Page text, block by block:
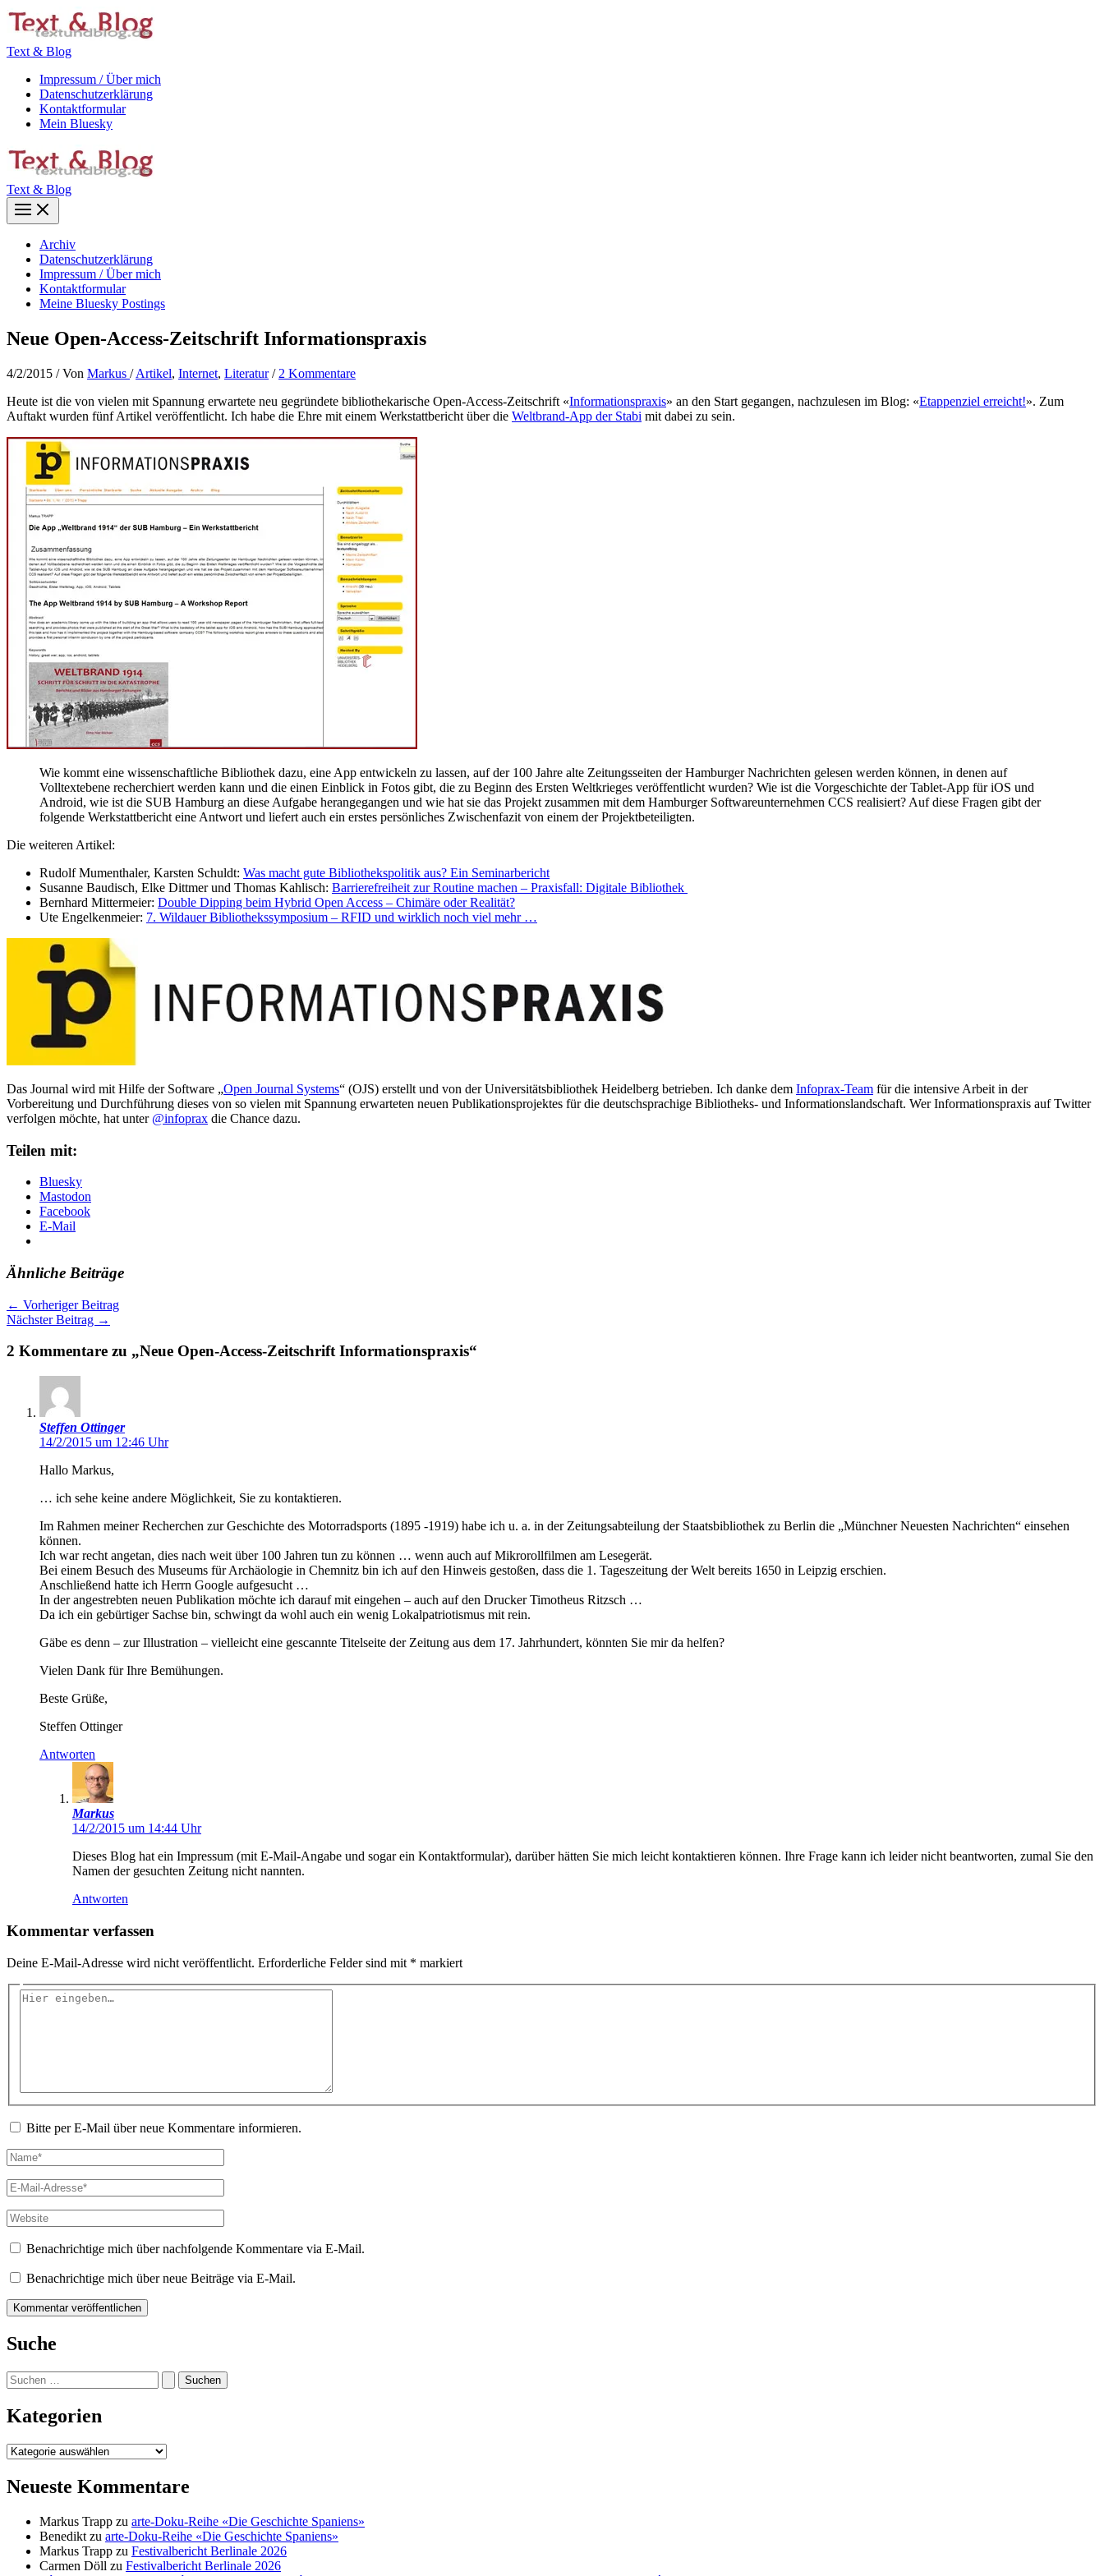
Zum
Inhalt
Text & Blog
Impressum / Über mich
Datenschutzerklärung
Kontaktformular
Mein Bluesky
Text & Blog
Main
Menu
Archiv
Datenschutzerklärung
Impressum / Über mich
Kontaktformular
Meine Bluesky Postings
Neue Open-Access-Zeitschrift Informationspraxis
4/2/2015 / Von Markus /Artikel, Internet, Literatur/ 2 Kommentare
Heute ist die von vielen mit Spannung erwartete neu gegründete bibliothekarische Open-Access-Zeitschrift «Informationspraxis» an den Start gegangen, nachzulesen im Blog: «Etappenziel erreicht!». Zum
Auftakt wurden fünf Artikel veröffentlicht. Ich habe die Ehre mit einem Werkstattbericht über die Weltbrand-App der Stabi mit dabei zu sein.
Wie kommt eine wissenschaftliche Bibliothek dazu, eine App entwickeln zu lassen, auf der 100 Jahre alte Zeitungsseiten der Hamburger Nachrichten gelesen werden können, in denen auf
Volltextebene recherchiert werden kann und die einen Einblick in Fotos gibt, die zu Beginn des Ersten Weltkrieges veröffentlicht wurden? Wie ist die Vorgeschichte der Tablet-App für iOS und
Android, wie ist die SUB Hamburg an diese Aufgabe herangegangen und wie hat sie das Projekt zusammen mit dem Hamburger Softwareunternehmen CCS realisiert? Auf diese Fragen gibt der
folgende Werkstattbericht eine Antwort und liefert auch ein erstes persönliches Zwischenfazit von einem der Projektbeteiligten.
Die weiteren Artikel:
Rudolf Mumenthaler, Karsten Schuldt: Was macht gute Bibliothekspolitik aus? Ein Seminarbericht
Susanne Baudisch, Elke Dittmer und Thomas Kahlisch: Barrierefreiheit zur Routine machen – Praxisfall: Digitale Bibliothek
Bernhard Mittermeier: Double Dipping beim Hybrid Open Access – Chimäre oder Realität?
Ute Engelkenmeier: 7. Wildauer Bibliothekssymposium – RFID und wirklich noch viel mehr …
Das Journal wird mit Hilfe der Software „Open Journal Systems“ (OJS) erstellt und von der Universitätsbibliothek Heidelberg betrieben. Ich danke dem Infoprax-Team für die intensive Arbeit in der
Vorbereitung und Durchführung dieses von so vielen mit Spannung erwarteten neuen Publikationsprojektes für die deutschsprachige Bibliotheks- und Informationslandschaft. Wer Informationspraxis auf Twitter
verfolgen möchte, hat unter @infoprax die Chance dazu.
Teilen mit:
Bluesky
Mastodon
Facebook
E-Mail
Ähnliche Beiträge
← Vorheriger Beitrag
Nächster Beitrag →
2 Kommentare zu „Neue Open-Access-Zeitschrift Informationspraxis“
Steffen Ottinger
14/2/2015 um 12:46 Uhr
Hallo Markus,
… ich sehe keine andere Möglichkeit, Sie zu kontaktieren.
Im Rahmen meiner Recherchen zur Geschichte des Motorradsports (1895 -1919) habe ich u. a. in der Zeitungsabteilung der Staatsbibliothek zu Berlin die „Münchner Neuesten Nachrichten“ einsehen
können.
Ich war recht angetan, dies nach weit über 100 Jahren tun zu können … wenn auch auf Mikrorollfilmen am Lesegerät.
Bei einem Besuch des Museums für Archäologie in Chemnitz bin ich auf den Hinweis gestoßen, dass die 1. Tageszeitung der Welt bereits 1650 in Leipzig erschien.
Anschließend hatte ich Herrn Google aufgesucht …
In der angestrebten neuen Publikation möchte ich darauf mit eingehen – auch auf den Drucker Timotheus Ritzsch …
Da ich ein gebürtiger Sachse bin, schwingt da wohl auch ein wenig Lokalpatriotismus mit rein.
Gäbe es denn – zur Illustration – vielleicht eine gescannte Titelseite der Zeitung aus dem 17. Jahrhundert, könnten Sie mir da helfen?
Vielen Dank für Ihre Bemühungen.
Beste Grüße,
Steffen Ottinger
Antworten
Markus
14/2/2015 um 14:44 Uhr
Dieses Blog hat ein Impressum (mit E-Mail-Angabe und sogar ein Kontaktformular), darüber hätten Sie mich leicht kontaktieren können. Ihre Frage kann ich leider nicht beantworten, zumal Sie den
Namen der gesuchten Zeitung nicht nannten.
Antworten
Kommentar verfassen
Deine E-Mail-Adresse wird nicht veröffentlicht. Erforderliche Felder sind mit * markiert
Hier
Bitte per E-Mail über neue Kommentare informieren.
Name*
E-
Mail-
Adresse*
Website
Benachrichtige mich über nachfolgende Kommentare via E-Mail.
Benachrichtige mich über neue Beiträge via E-Mail.
Suche
Suchen
nach:
Kategorien
Kategorien
Neueste Kommentare
Markus Trapp zu arte-Doku-Reihe «Die Geschichte Spaniens»
Benedikt zu arte-Doku-Reihe «Die Geschichte Spaniens»
Markus Trapp zu Festivalbericht Berlinale 2026
Carmen Döll zu Festivalbericht Berlinale 2026